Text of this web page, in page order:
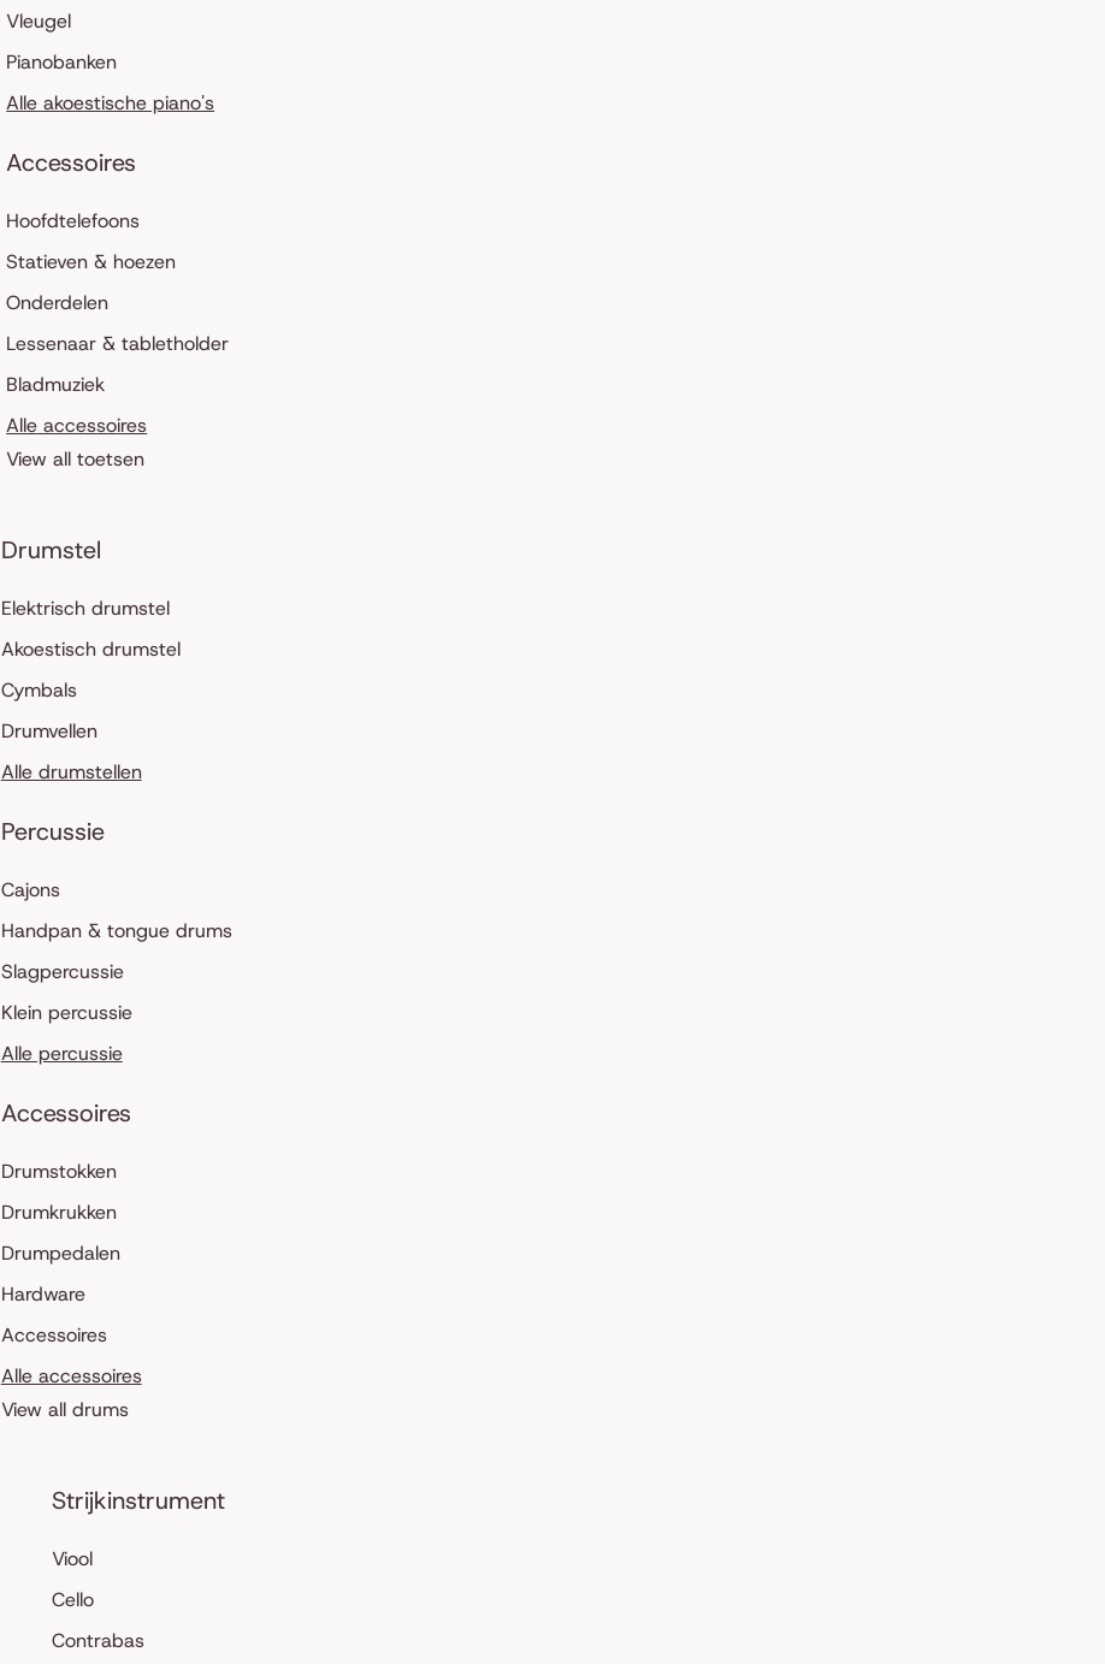
Vleugel
Pianobanken
Alle akoestische piano's
Accessoires
Hoofdtelefoons
Statieven & hoezen
Onderdelen
Lessenaar & tabletholder
Bladmuziek
Alle accessoires
View all toetsen
Drumstel
Elektrisch drumstel
Akoestisch drumstel
Cymbals
Drumvellen
Alle drumstellen
Percussie
Cajons
Handpan & tongue drums
Slagpercussie
Klein percussie
Alle percussie
Accessoires
Drumstokken
Drumkrukken
Drumpedalen
Hardware
Accessoires
Alle accessoires
View all drums
Strijkinstrument
Viool
Cello
Contrabas